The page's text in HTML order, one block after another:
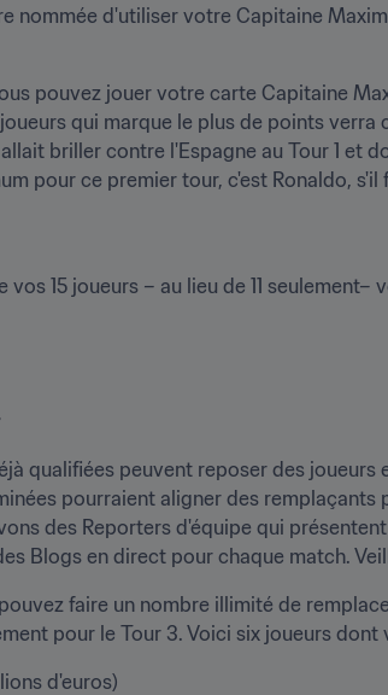
nommée d'utiliser votre Capitaine
pouvez jouer votre carte Capitaine
joueurs qui marque le plus de points
briller contre l'Espagne au Tour 1 et
pour ce premier tour, c'est Ronaldo,
vos 15 joueurs – au lieu de 11
qualifiées peuvent reposer des
pourraient aligner des
des Reporters d'équipe qui
Blogs en direct pour chaque match.
faire un nombre illimité de
pour le Tour 3. Voici six joueurs
d'euros)